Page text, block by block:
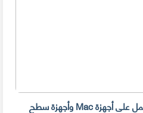
مرشحات Snap Camera لن تعمل على أجهزة Mac وأجهزة سطح